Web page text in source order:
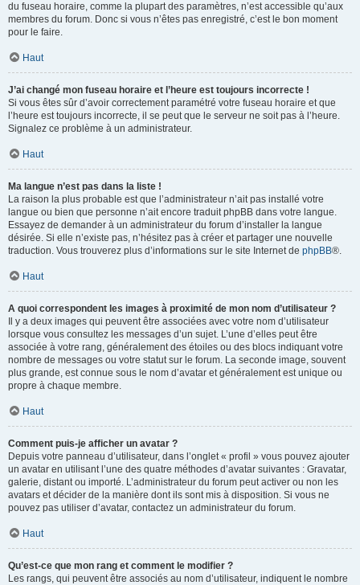
du fuseau horaire, comme la plupart des paramètres, n’est accessible qu’aux
membres du forum. Donc si vous n’êtes pas enregistré, c’est le bon moment
pour le faire.
Haut
J’ai changé mon fuseau horaire et l’heure est toujours incorrecte !
Si vous êtes sûr d’avoir correctement paramétré votre fuseau horaire et que
l’heure est toujours incorrecte, il se peut que le serveur ne soit pas à l’heure.
Signalez ce problème à un administrateur.
Haut
Ma langue n’est pas dans la liste !
La raison la plus probable est que l’administrateur n’ait pas installé votre
langue ou bien que personne n’ait encore traduit phpBB dans votre langue.
Essayez de demander à un administrateur du forum d’installer la langue
désirée. Si elle n’existe pas, n’hésitez pas à créer et partager une nouvelle
traduction. Vous trouverez plus d’informations sur le site Internet de phpBB®.
Haut
A quoi correspondent les images à proximité de mon nom d’utilisateur ?
Il y a deux images qui peuvent être associées avec votre nom d’utilisateur
lorsque vous consultez les messages d’un sujet. L’une d’elles peut être
associée à votre rang, généralement des étoiles ou des blocs indiquant votre
nombre de messages ou votre statut sur le forum. La seconde image, souvent
plus grande, est connue sous le nom d’avatar et généralement est unique ou
propre à chaque membre.
Haut
Comment puis-je afficher un avatar ?
Depuis votre panneau d’utilisateur, dans l’onglet « profil » vous pouvez ajouter
un avatar en utilisant l’une des quatre méthodes d’avatar suivantes : Gravatar,
galerie, distant ou importé. L’administrateur du forum peut activer ou non les
avatars et décider de la manière dont ils sont mis à disposition. Si vous ne
pouvez pas utiliser d’avatar, contactez un administrateur du forum.
Haut
Qu’est-ce que mon rang et comment le modifier ?
Les rangs, qui peuvent être associés au nom d’utilisateur, indiquent le nombre